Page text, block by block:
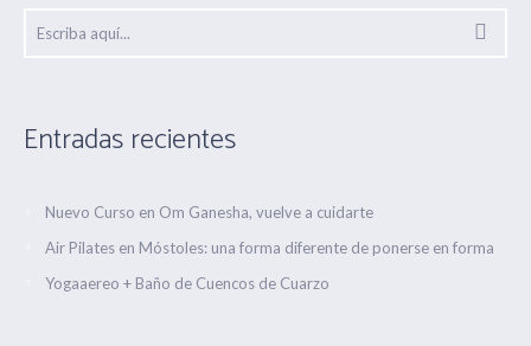
Entradas recientes
Nuevo Curso en Om Ganesha, vuelve a cuidarte
Air Pilates en Móstoles: una forma diferente de ponerse en forma
Yogaaereo + Baño de Cuencos de Cuarzo